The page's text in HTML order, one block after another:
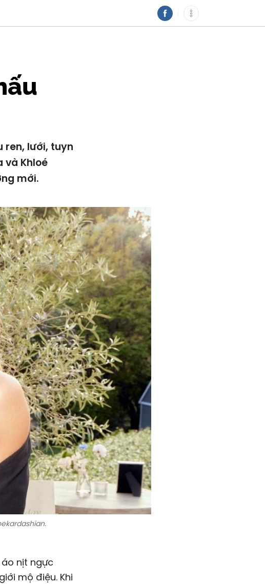
ren, lưới, tuyn
và Khloé
mới.
.
nịt ngực
mộ điệu. Khi